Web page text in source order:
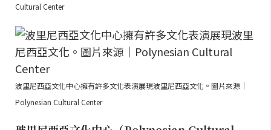
Cultural Center
波里尼西亞文化中心擁有許多文化表演展現波里尼西亞文化。圖片來源｜
Polynesian Cultural Center